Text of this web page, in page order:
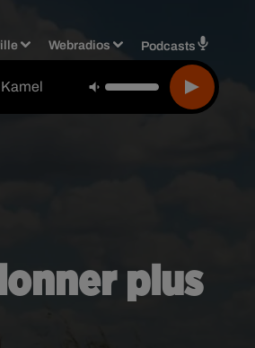
Webradios Podcasts
plus